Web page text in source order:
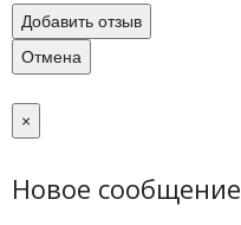
Добавить отзыв
Отмена
×
Новое сообщение